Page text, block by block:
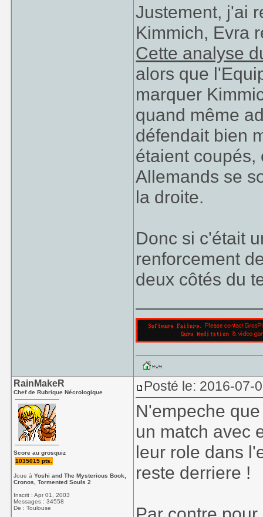
de densifier
Justement, j'ai
Kimmich, Evra
Cette analyse
alors que
marquer
quand même
défendait bien
étaient coupés,
Allemands se
la droite.
Donc si c'était
renforcement
deux côtés du
RainMakeR
Chef de Rubrique Nécrologique
Score au grosquiz
1035015 pts.
Joue àYoshi and The Mysterious Book,
Cronos, Tormented Souls 2
Inscrit : Apr 01, 2003
Messages : 34558
De : Toulouse
Posté le: 2016-07-
N'empeche
un match avec
leur role dans
reste derriere !